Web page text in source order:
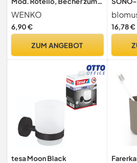
Zähneputzen aus Kunststoff
und Boden aus Bambus,
Abstellmöglichkeit für
griffiger Rillenstruktur, Ø
WENKO
6,90 €
ZUM ANGEBOT
aus
cm |
16,78 €
tesa Moon Black